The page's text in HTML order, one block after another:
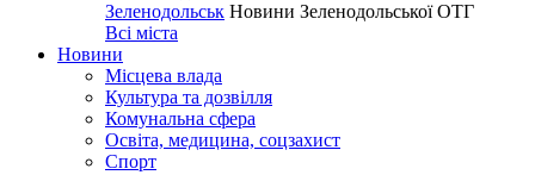
Зеленодольськ Новини Зеленодольської ОТГ
Всі міста
Новини
Місцева влада
Культура та дозвілля
Комунальна сфера
Освіта, медицина, соцзахист
Спорт